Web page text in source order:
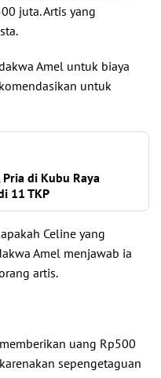
juta. Artis yang
Amel untuk biaya
untuk
di Kubu Raya
11 TKP
Celine yang
Amel menjawab ia
artis.
uang Rp500
sepengetaguan